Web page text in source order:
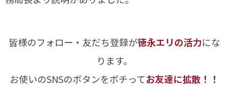
皆様のフォロー・友だち登録が徳永エリの活力にな
ります。
お使いのSNSのボタンをポチってお友達に拡散！！